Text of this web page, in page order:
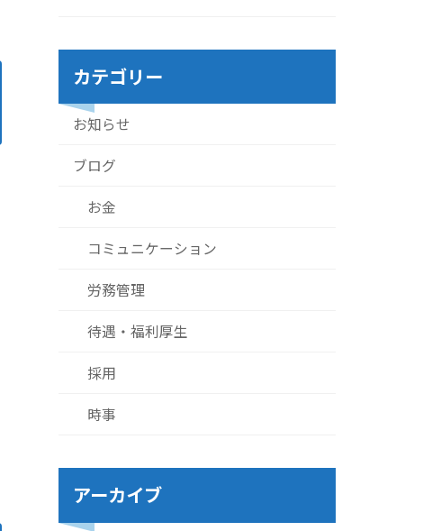
カテゴリー
お知らせ
ブログ
お金
コミュニケーション
労務管理
待遇・福利厚生
採用
時事
アーカイブ